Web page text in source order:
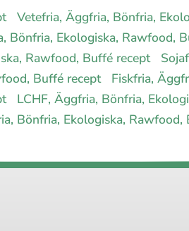
Vetefria, Äggfria, Bönfria,
Bönfria, Ekologiska, Rawfood,
Rawfood, Buffé recept
Buffé recept
Fiskfria,
LCHF, Äggfria, Bönfria,
Bönfria, Ekologiska, Rawfood,